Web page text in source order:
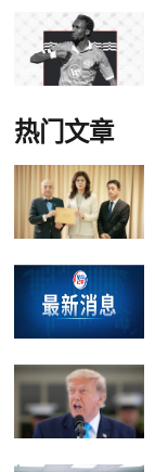
热门文章